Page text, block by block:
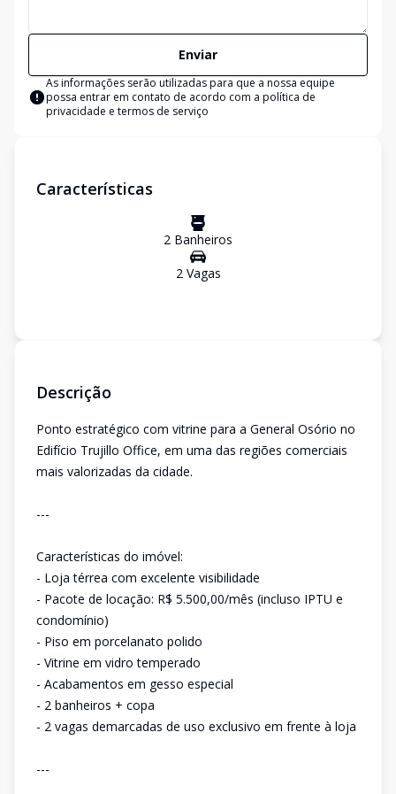
Enviar
As informações serão utilizadas para que a nossa equipe
possa entrar em contato de acordo com a política de
privacidade e termos de serviço
Características
2 Banheiros
2Vagas
Descrição
Ponto estratégico com vitrine para a General Osório no
Edifício Trujillo Office, em uma das regiões comerciais
mais valorizadas da cidade.
---
Características do imóvel:
- Loja térrea com excelente visibilidade
- Pacote de locação: R$ 5.500,00/mês (incluso IPTU e
condomínio)
- Piso em porcelanato polido
- Vitrine em vidro temperado
- Acabamentos em gesso especial
- 2 banheiros + copa
- 2 vagas demarcadas de uso exclusivo em frente à loja
---